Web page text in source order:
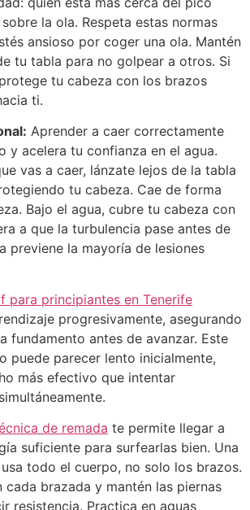
la ola. Respeta estas normas
ansioso por coger una ola. Mantén
tu tabla para no golpear a otros. Si
tu cabeza con los brazos
ti.
Aprender a caer correctamente
y acelera tu confianza en el agua.
vas a caer, lánzate lejos de la tabla
tu cabeza. Cae de forma
Bajo el agua, cubre tu cabeza con
a que la turbulencia pase antes de
previene la mayoría de lesiones
para principiantes en Tenerife
progresivamente, asegurando
fundamento antes de avanzar. Este
puede parecer lento inicialmente,
más efectivo que intentar
de remada te permite llegar a
suficiente para surfearlas bien. Una
todo el cuerpo, no solo los brazos.
brazada y mantén las piernas
resistencia. Practica en aguas